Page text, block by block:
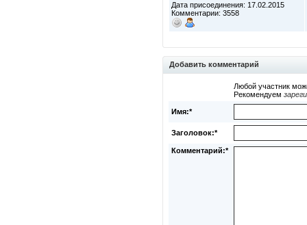
Дата присоединения: 17.02.2015
Комментарии: 3558
Добавить комментарий
Любой участник
Рекомендуем
Имя:*
Заголовок:*
Комментарий:*